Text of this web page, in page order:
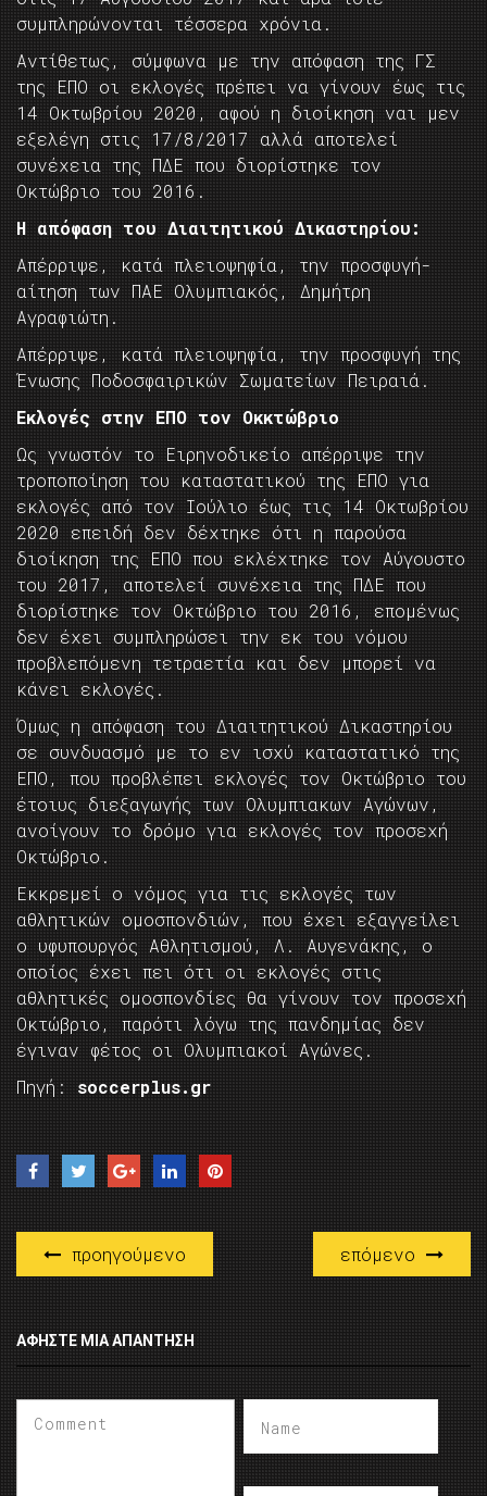
συμπληρώνονται τέσσερα χρόνια.
Αντίθετως, σύμφωνα με την απόφαση της ΓΣ
της ΕΠΟ οι εκλογές πρέπει να γίνουν έως τις
14 Οκτωβρίου 2020, αφού η διοίκηση ναι μεν
εξελέγη στις 17/8/2017 αλλά αποτελεί
συνέχεια της ΠΔΕ που διορίστηκε τον
Οκτώβριο του 2016.
Η απόφαση του Διαιτητικού Δικαστηρίου:
Απέρριψε, κατά πλειοψηφία, την προσφυγή-
αίτηση των ΠΑΕ Ολυμπιακός, Δημήτρη
Αγραφιώτη.
Απέρριψε, κατά πλειοψηφία, την προσφυγή της
Ένωσης Ποδοσφαιρικών Σωματείων Πειραιά.
Εκλογές στην ΕΠΟ τον Οκκτώβριο
Ως γνωστόν το Ειρηνοδικείο απέρριψε την
τροποποίηση του καταστατικού της ΕΠΟ για
εκλογές από τον Ιούλιο έως τις 14 Οκτωβρίου
2020 επειδή δεν δέχτηκε ότι η παρούσα
διοίκηση της ΕΠΟ που εκλέχτηκε τον Αύγουστο
του 2017, αποτελεί συνέχεια της ΠΔΕ που
διορίστηκε τον Οκτώβριο του 2016, επομένως
δεν έχει συμπληρώσει την εκ του νόμου
προβλεπόμενη τετραετία και δεν μπορεί να
κάνει εκλογές.
Όμως η απόφαση του Διαιτητικού Δικαστηρίου
σε συνδυασμό με το εν ισχύ καταστατικό της
ΕΠΟ, που προβλέπει εκλογές τον Οκτώβριο του
έτοιυς διεξαγωγής των Ολυμπιακων Αγώνων,
ανοίγουν το δρόμο για εκλογές τον προσεχή
Οκτώβριο.
Εκκρεμεί ο νόμος για τις εκλογές των
αθλητικών ομοσπονδιών, που έχει εξαγγείλει
ο υφυπουργός Αθλητισμού, Λ. Αυγενάκης, ο
οποίος έχει πει ότι οι εκλογές στις
αθλητικές ομοσπονδίες θα γίνουν τον προσεχή
Οκτώβριο, παρότι λόγω της πανδημίας δεν
έγιναν φέτος οι Ολυμπιακοί Αγώνες.
Πηγή:
soccerplus.gr
προηγούμενο επόμενο
ΑΦΉΣΤΕ ΜΙΑ ΑΠΆΝΤΗΣΗ